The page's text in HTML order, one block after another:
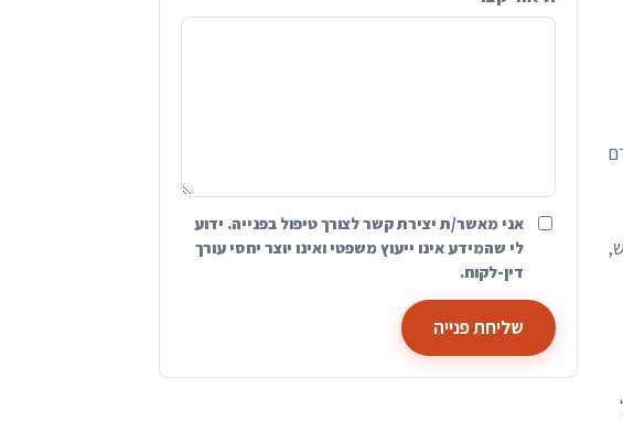
אני מאשר/ת יצירת קשר לצורך טיפול בפנייה. ידוע
לי שהמידע אינו ייעוץ משפטי ואינו יוצר יחסי עורך
דין-לקוח.
שליחת פנייה